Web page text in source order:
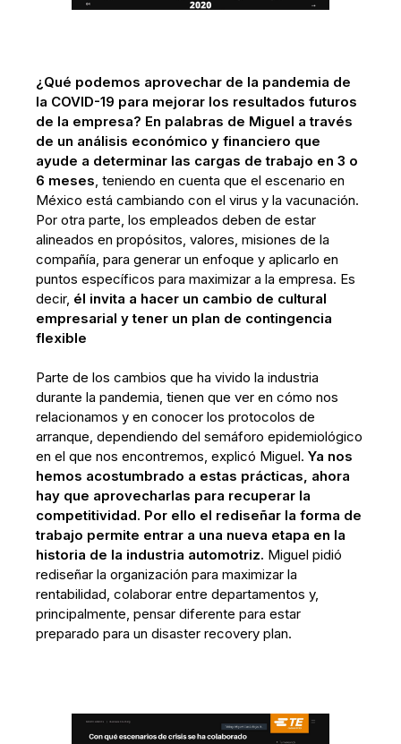
¿Qué podemos aprovechar de la pandemia de
la COVID-19 para mejorar los resultados futuros
de la empresa? En palabras de Miguel a través
de un análisis económico y financiero que
ayude a determinar las cargas de trabajo en 3 o
6 meses, teniendo en cuenta que el escenario en
México está cambiando con el virus y la vacunación.
Por otra parte, los empleados deben de estar
alineados en propósitos, valores, misiones de la
compañía, para generar un enfoque y aplicarlo en
puntos específicos para maximizar a la empresa. Es
decir, él invita a hacer un cambio de cultural
empresarial y tener un plan de contingencia
flexible
Parte de los cambios que ha vivido la industria
durante la pandemia, tienen que ver en cómo nos
relacionamos y en conocer los protocolos de
arranque, dependiendo del semáforo epidemiológico
en el que nos encontremos, explicó Miguel.Ya nos
hemos acostumbrado a estas prácticas, ahora
hay que aprovecharlas para recuperar la
competitividad. Por ello el rediseñar la forma de
trabajo permite entrar a una nueva etapa en la
historia de la industria automotriz. Miguel pidió
rediseñar la organización para maximizar la
rentabilidad, colaborar entre departamentos y,
principalmente, pensar diferente para estar
preparado para un disaster recovery plan.